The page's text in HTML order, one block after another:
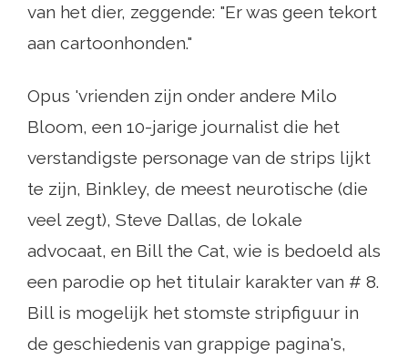
van het dier, zeggende: "Er was geen tekort
aan cartoonhonden."
Opus 'vrienden zijn onder andere Milo
Bloom, een 10-jarige journalist die het
verstandigste personage van de strips lijkt
te zijn, Binkley, de meest neurotische (die
veel zegt), Steve Dallas, de lokale
advocaat, en Bill the Cat, wie is bedoeld als
een parodie op het titulair karakter van # 8.
Bill is mogelijk het stomste stripfiguur in
de geschiedenis van grappige pagina's,